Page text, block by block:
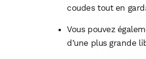
coudes tout en
Vous pouvez
d’une plus grande